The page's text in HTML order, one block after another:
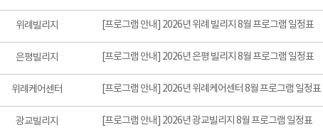
위례빌리지 [프로그램 안내] 2026년 위례 빌리지 8월 프로그램 일정표
은평빌리지 [프로그램 안내] 2026년 은평 빌리지 8월 프로그램 일정표
위례케어센터 [프로그램 안내] 2026년 위례케어센터 8월 프로그램 일정표
광교빌리지 [프로그램 안내] 2026년 광교빌리지 8월 프로그램 일정표